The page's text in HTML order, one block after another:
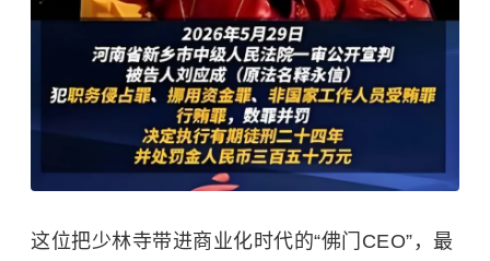
这位把少林寺带进商业化时代的“佛门CEO”，最